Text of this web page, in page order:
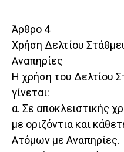
Άρθρο 4
Χρήση Δελτίου
Αναπηρίες
Η χρήση του Δελτίου
γίνεται:
α. Σε αποκλειστικής
με οριζόντια και
Ατόμων με Αναπηρίες.